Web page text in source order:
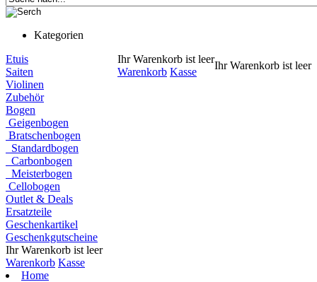
Kategorien
Ihr Warenkorb ist leer
Warenkorb Kasse
Ihr Warenkorb ist leer
Etuis
Saiten
Violinen
Zubehör
Bogen
Geigenbogen
Bratschenbogen
Standardbogen
Carbonbogen
Meisterbogen
Cellobogen
Outlet & Deals
Ersatzteile
Geschenkartikel
Geschenkgutscheine
Ihr Warenkorb ist leer
Warenkorb Kasse
Home